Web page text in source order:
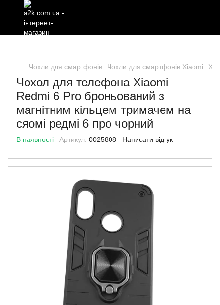
Чохли для смартфонів Чохли для смартфонів Xiaomi
Чохол для телефона Xiaomi
Redmi 6 Pro броньований з
магнітним кільцем-тримачем на
сяомі редмі 6 про чорний
В наявності Артикул: 0025808 Написати відгук